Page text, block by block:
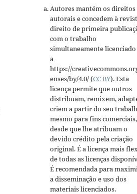
Autores mantém os direitos
autorais e concedem à
direito de primeira
com o trabalho
simultaneamente
a
https://
enses/by/4.0/ (CC BY). Esta
licença permite que outros
distribuam, remixem,
criem a partir do seu
mesmo para fins comerciais,
desde que lhe atribuam o
devido crédito pela criação
original. É a licença mais
de todas as licenças
É recomendada para
a disseminação e uso dos
materiais licenciados.